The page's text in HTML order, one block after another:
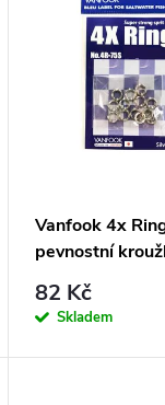
Vanfook 4x
pevnostní
120lb/54kg 9ks
82 Kč
Skladem